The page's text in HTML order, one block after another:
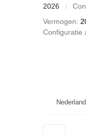
2026
Vermogen
Configuratie